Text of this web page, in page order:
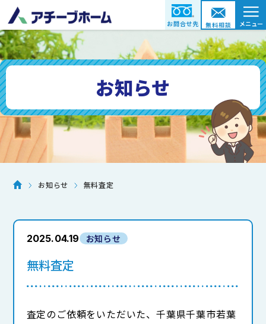
≡
メニュー
お問合せ先 無料相談
お知らせ
お知らせ 無料査定
2025.04.19 お知らせ
無料査定
査定のご依頼をいただいた、千葉県千葉市若葉